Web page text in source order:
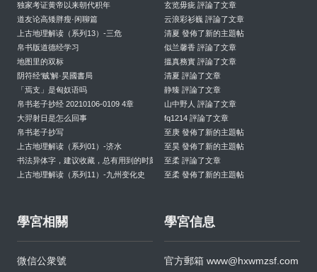
独家考证黄帝以来朝代积年
道友论高矮胖瘦·闲聊篇
上古地理解读（系列13）-三危
帛书版道德经学习
地图里的双标
阴符经‘贼’解·昊國書局
「焉支」是匈奴语吗
帛书老子抄经 20210106-0109 4章
大羿射日是怎么回事
帛书老子抄写
上古地理解读（系列01）-济水
书法异体字，建议收藏，总有用到的时刻
上古地理解读（系列11）-九州变化史
玄览毋疵 評論了文章
云浪彩衫巍 評論了文章
清夏 發佈了新的主題帖
似兰馨香 評論了文章
搵真務實 評論了文章
清夏 評論了文章
静臻 評論了文章
山中野人 評論了文章
fq1214 評論了文章
至庚 發佈了新的主題帖
至昊 發佈了新的主題帖
至柔 評論了文章
至柔 發佈了新的主題帖
學宮相關
微信公衆號
學宮信息
官方郵箱 www@hxwmzsf.com